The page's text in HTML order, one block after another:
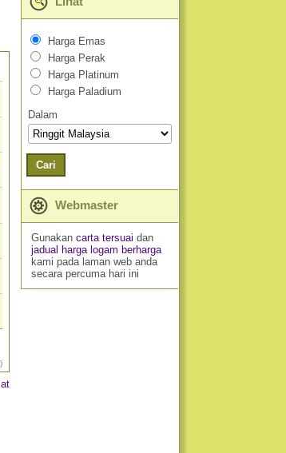
Harga Emas
Harga Perak
Harga Platinum
Harga Paladium
Dalam
Cari
Webmaster
Gunakan carta tersuai dan
jadual harga logam berharga
kami pada laman web anda
secara percuma hari ini